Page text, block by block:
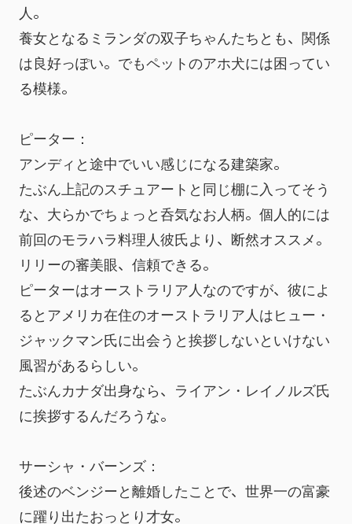
人。
養女となるミランダの双子ちゃんたちとも、関係
は良好っぽい。でもペットのアホ犬には困ってい
る模様。
ピーター：
アンディと途中でいい感じになる建築家。
たぶん上記のスチュアートと同じ棚に入ってそう
な、大らかでちょっと呑気なお人柄。個人的には
前回のモラハラ料理人彼氏より、断然オススメ。
リリーの審美眼、信頼できる。
ピーターはオーストラリア人なのですが、彼によ
るとアメリカ在住のオーストラリア人はヒュー・
ジャックマン氏に出会うと挨拶しないといけない
風習があるらしい。
たぶんカナダ出身なら、ライアン・レイノルズ氏
に挨拶するんだろうな。
サーシャ・バーンズ：
後述のベンジーと離婚したことで、世界一の富豪
に躍り出たおっとり才女。